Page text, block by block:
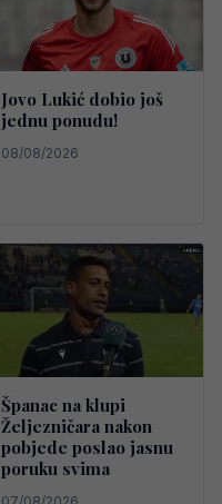
Jovo Lukić dobio još
jednu ponudu!
08/08/2026
Španac na klupi
Željezničara nakon
pobjede poslao jasnu
poruku svima